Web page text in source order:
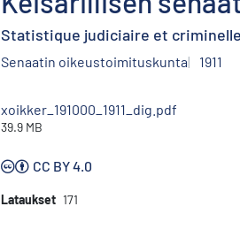
Statistique judiciaire et criminelle
Senaatin oikeustoimituskunta 1911
xoikker_191000_1911_dig.pdf
39.9 MB
CC BY 4.0
Lataukset 171